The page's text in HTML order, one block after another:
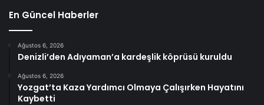
En Güncel Haberler
Ağustos 6, 2026
Denizli’den Adıyaman’a kardeşlik köprüsü kuruldu
Ağustos 6, 2026
Yozgat’ta Kaza Yardımcı Olmaya Çalışırken Hayatını
Kaybetti